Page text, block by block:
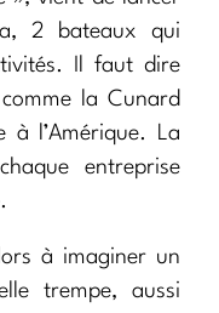
2 bateaux qui
Il faut dire
la Cunard
à l’Amérique. La
entreprise
à imaginer un
trempe, aussi